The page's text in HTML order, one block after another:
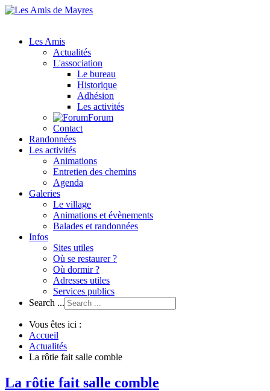
Les Amis
Actualités
L'association
Le bureau
Historique
Adhésion
Les activités
Forum
Contact
Randonnées
Les activités
Animations
Entretien des chemins
Agenda
Galeries
Le village
Animations et évènements
Balades et randonnées
Infos
Sites utiles
Où se restaurer ?
Où dormir ?
Adresses utiles
Services publics
Search ...
Vous êtes ici :
Accueil
Actualités
La rôtie fait salle comble
La rôtie fait salle comble